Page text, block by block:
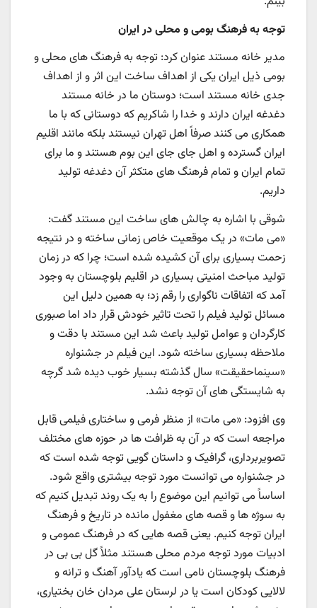
توجه به فرهنگ بومی و محلی در ایران
مدیر خانه مستند عنوان کرد: توجه به فرهنگ های محلی و
بومی ذیل ایران یکی از اهداف ساخت این اثر و از اهداف
جدی خانه مستند است؛ دوستان ما در خانه مستند
دغدغه ایران دارند و خدا را شاکریم که دوستانی که با ما
همکاری می کنند صرفاً اهل تهران نیستند بلکه مانند اقلیم
ایران گسترده و اهل جای جای این بوم هستند و ما برای
تمام ایران و تمام فرهنگ های متکثر آن دغدغه تولید
داریم.
شوقی با اشاره به چالش های ساخت این مستند گفت:
«می مات» در یک موقعیت خاص زمانی ساخته و در نتیجه
زحمت بسیاری برای آن کشیده شده است؛ چرا که در زمان
تولید مباحث امنیتی بسیاری در اقلیم بلوچستان به وجود
آمد که اتفاقات ناگواری را رقم زد؛ به همین دلیل این
مسائل تولید فیلم را تحت تاثیر خودش قرار داد اما صبوری
کارگردان و عوامل تولید باعث شد این مستند با دقت و
ملاحظه بسیاری ساخته شود. این فیلم در جشنواره
«سینماحقیقت» سال گذشته بسیار خوب دیده شد گرچه
به شایستگی های آن توجه نشد.
وی افزود: «می مات» از منظر فرمی و ساختاری فیلمی قابل
مراجعه است که در آن به ظرافت ها در حوزه های مختلف
تصویربرداری، گرافیک و داستان گویی توجه شده است که
در جشنواره می توانست مورد توجه بیشتری واقع شود.
اساساً می توانیم این موضوع را به یک روند تبدیل کنیم که
به سوژه ها و قصه های مغفول مانده در تاریخ و فرهنگ
ایران توجه کنیم. یعنی قصه هایی که در فرهنگ عمومی و
ادبیات مورد توجه مردم محلی هستند مثلاً گل بی بی در
فرهنگ بلوچستان نامی است که یادآور آهنگ و ترانه و
لالایی کودکان است یا در لرستان علی مردان خان بختیاری،